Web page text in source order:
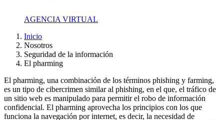
AGENCIA VIRTUAL
Inicio
Nosotros
Seguridad de la información
El pharming
El pharming, una combinación de los términos phishing y farming,
es un tipo de cibercrimen similar al phishing, en el que, el tráfico de
un sitio web es manipulado para permitir el robo de información
confidencial. El pharming aprovecha los principios con los que
funciona la navegación por internet, es decir, la necesidad de